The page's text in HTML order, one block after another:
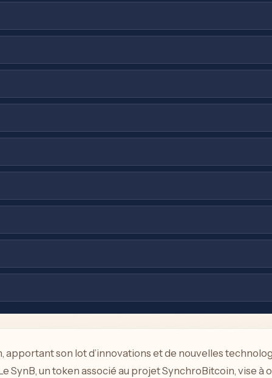
son lot d’innovations et de nouvelles
un token associé au projet SynchroBitcoin, vise à